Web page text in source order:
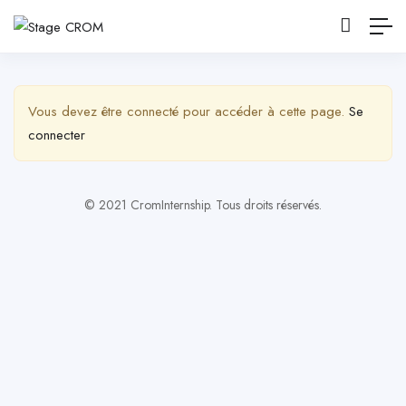
Afficher la barre latérale
Vous devez être connecté pour accéder à cette page. Se
connecter
© 2021 CromInternship. Tous droits réservés.